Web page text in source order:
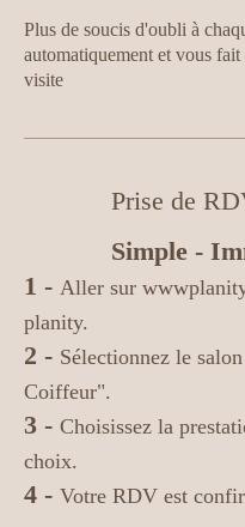
Plus de soucis d'oubli à
automatiquement et vous
visite
Prise de
Simple -
1 - Aller sur
planity.
2 - Sélectionnez le
Coiffeur".
3 - Choisissez la
choix.
4 - Votre RDV est